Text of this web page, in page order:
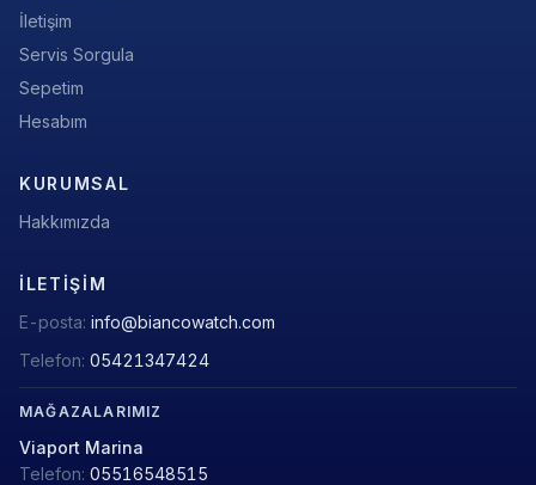
İletişim
Servis Sorgula
Sepetim
Hesabım
KURUMSAL
Hakkımızda
İLETIŞIM
E-posta: info@biancowatch.com
Telefon: 05421347424
MAĞAZALARIMIZ
Viaport Marina
Telefon: 05516548515